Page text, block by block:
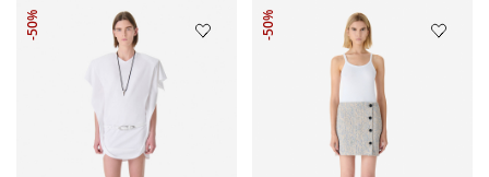
Для нее
-50% -50%